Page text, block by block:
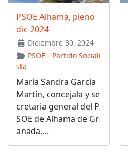
PSOE Alhama, pleno
dic-2024
Diciembre 30, 2024
PSOE - Partido Sociali
sta
María Sandra García
Martín, concejala y se
cretaria general del P
SOE de Alhama de Gr
anada,...